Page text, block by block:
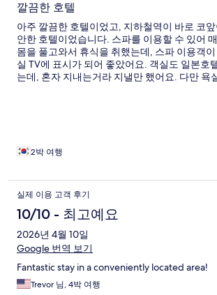
깔끔한 호텔
아주 깔끔한 호텔이었고, 지하철역이 바로 코
안한 호텔이었습니다. 스파를 이용할 수 있어
몸을 풀고와서 휴식을 취했는데, 스파 이용객
실 TV에 표시가 되어 좋았어요. 객실도 일본호
는데, 혼자 지내는거라 지낼만 했어요. 다만 욕
2박 여행
실제 이용 고객 후기
10/10 - 최고예요
2026년 4월 10일
Google 번역 보기
Fantastic stay in a conveniently located area!
Trevor 님, 4박 여행